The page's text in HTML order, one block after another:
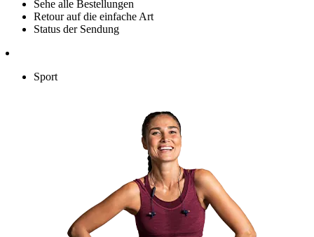
Sehe alle Bestellungen
Retour auf die einfache Art
Status der Sendung
Sport